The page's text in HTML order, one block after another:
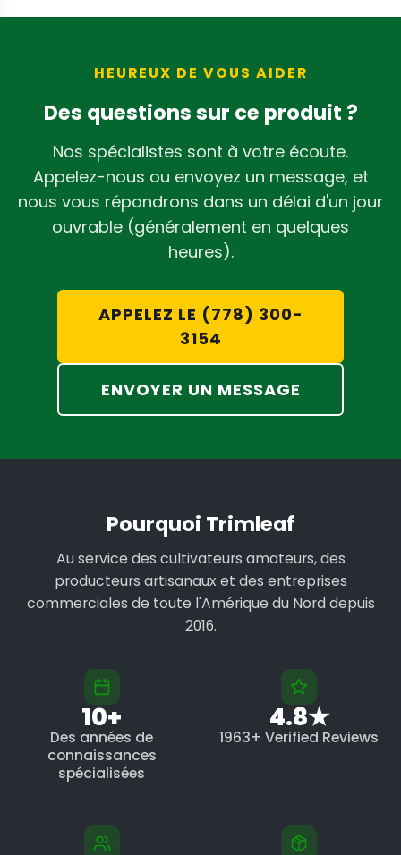
pour des options de lecture
HEUREUX DE VOUS AIDER
Des questions sur ce produit ?
Nos spécialistes sont à votre écoute.
Appelez-nous ou envoyez un message, et
nous vous répondrons dans un délai d'un jour
ouvrable (généralement en quelques
heures).
APPELEZ LE (778) 300-
3154
ENVOYER UN MESSAGE
Pourquoi Trimleaf
Au service des cultivateurs amateurs, des
producteurs artisanaux et des entreprises
commerciales de toute l'Amérique du Nord depuis
2016.
10+
Des années de
connaissances
spécialisées
4.8★
1963+ Verified Reviews